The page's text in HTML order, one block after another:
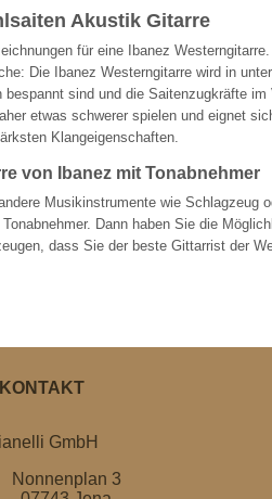
Akustik Gitarre
für eine Ibanez
Die Ibanez Westerngitarre wird in
bespannt sind und die Saitenzugkräfte
etwas schwerer spielen und eignet
Klangeigenschaften.
von Ibanez mit Tonabnehmer
Musikinstrumente wie Schlagzeug
Dann haben Sie die
dass Sie der beste Gittarrist der
KONTAKT
GmbH
Nonnenplan 3